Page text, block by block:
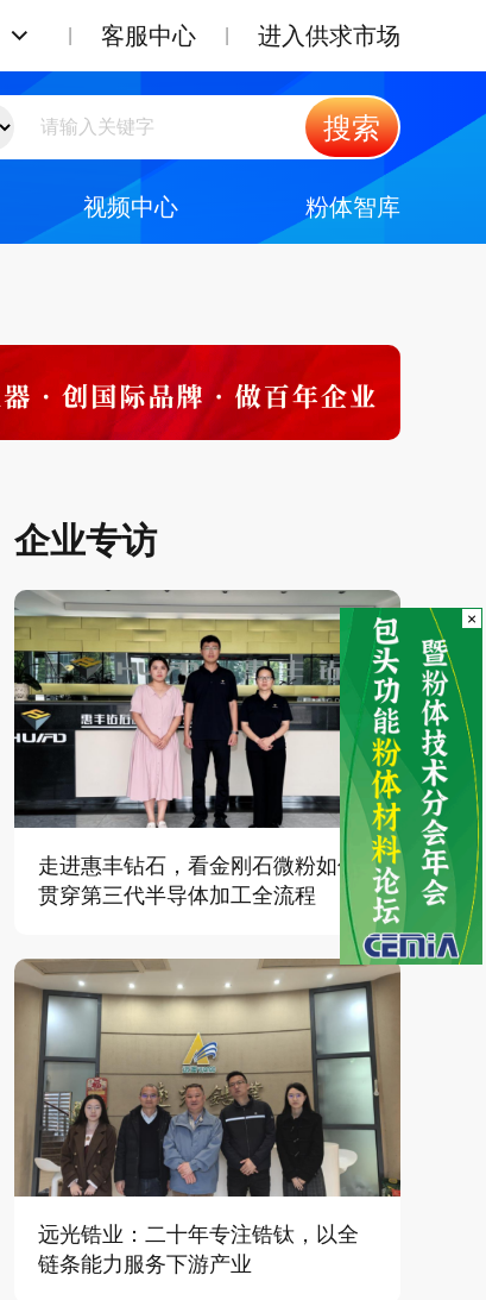
客服中心 进入供求市场
搜索
视频中心 粉体智库
企业专访
走进惠丰钻石，看金刚石微粉如何
贯穿第三代半导体加工全流程
远光锆业：二十年专注锆钛，以全
链条能力服务下游产业
×